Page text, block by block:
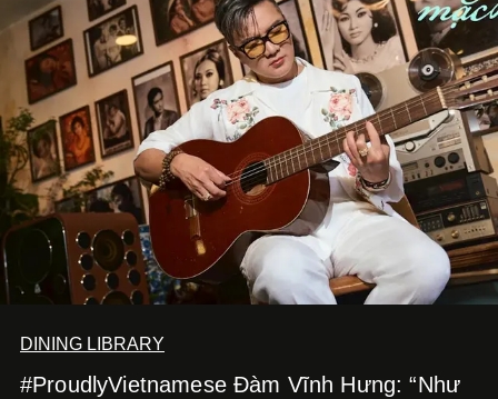
DINING LIBRARY
#ProudlyVietnamese Đàm Vĩnh Hưng: “Như